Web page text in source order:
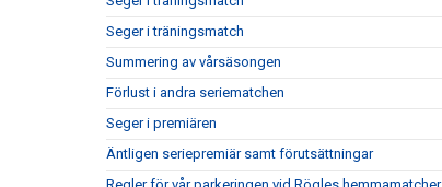
Seger i träningsmatch
Summering av vårsäsongen
Förlust i andra seriematchen
Seger i premiären
Äntligen seriepremiär samt förutsättningar